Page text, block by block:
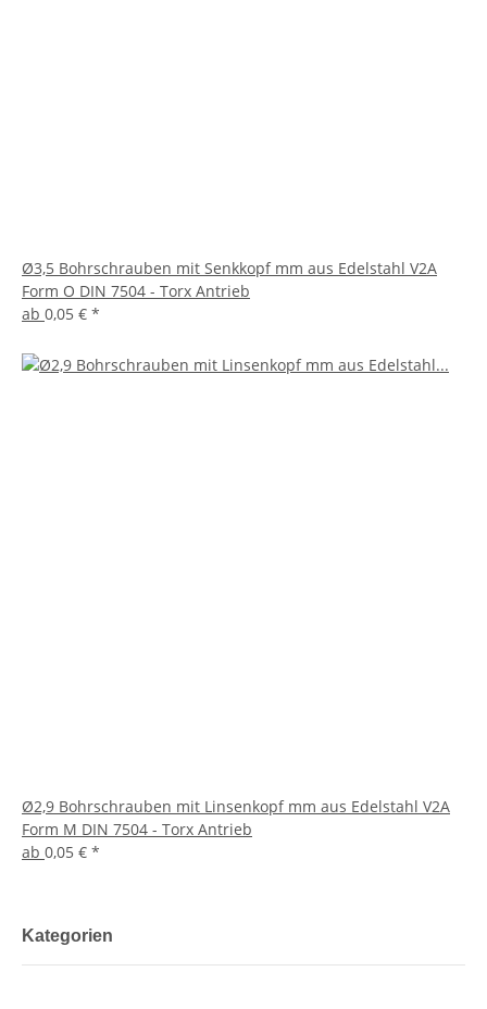
Ø3,5 Bohrschrauben mit Senkkopf mm aus Edelstahl V2A
Form O DIN 7504 - Torx Antrieb
ab 0,05 € *
Ø2,9 Bohrschrauben mit Linsenkopf mm aus Edelstahl V2A
Form M DIN 7504 - Torx Antrieb
ab 0,05 € *
Kategorien